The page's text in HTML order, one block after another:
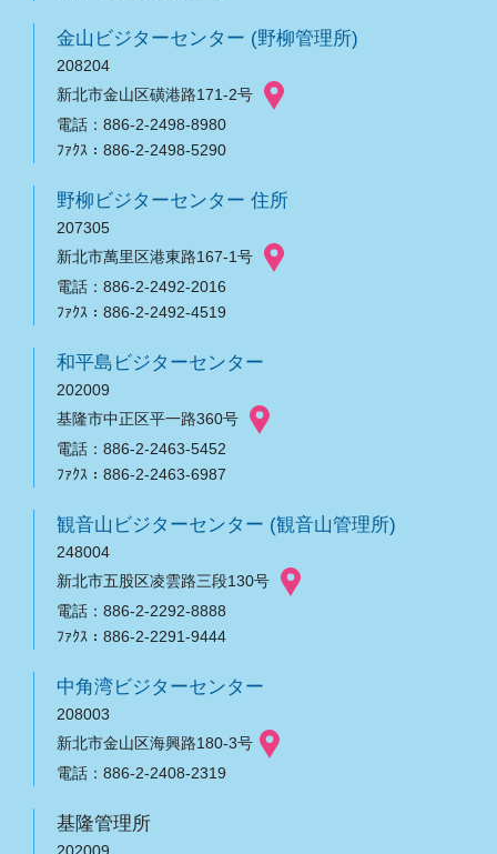
金山ビジターセンター (野柳管理所)
208204
新北市金山区磺港路171-2号
電話：886-2-2498-8980
ﾌｧｸｽ：886-2-2498-5290
野柳ビジターセンター 住所
207305
新北市萬里区港東路167-1号
電話：886-2-2492-2016
ﾌｧｸｽ：886-2-2492-4519
和平島ビジターセンター
202009
基隆市中正区平一路360号
電話：886-2-2463-5452
ﾌｧｸｽ：886-2-2463-6987
観音山ビジターセンター (観音山管理所)
248004
新北市五股区凌雲路三段130号
電話：886-2-2292-8888
ﾌｧｸｽ：886-2-2291-9444
中角湾ビジターセンター
208003
新北市金山区海興路180-3号
電話：886-2-2408-2319
基隆管理所